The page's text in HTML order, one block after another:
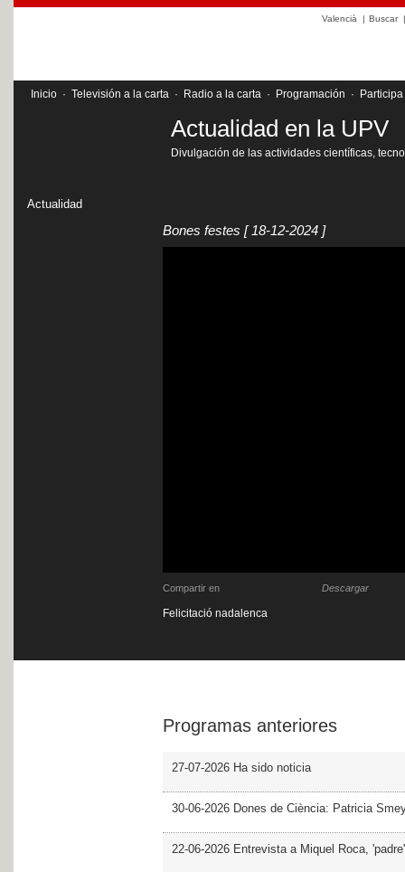
Valencià | Buscar|
Inicio · Televisión a la carta · Radio a la carta · Programación · Participa
Actualidad
Actualidad en la UPV
Divulgación de las actividades científicas,
Bones festes [ 18-12-2024 ]
Compartir en Descargar
Felicitació nadalenca
Programas anteriores
27-07-2026 Ha sido noticia
30-06-2026 Dones de Ciència: Patricia
22-06-2026 Entrevista a Miquel Roca,